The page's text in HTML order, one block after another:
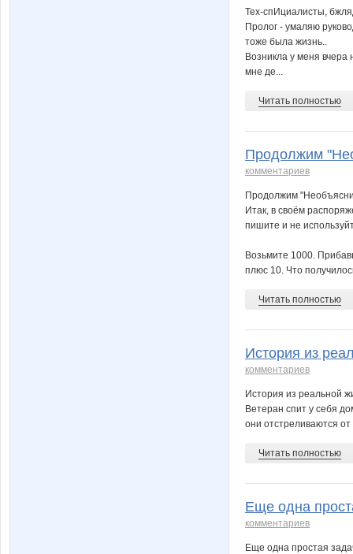
Тех-спИциалисты,
Пролог - умаляю
тоже была жизнь..
Возникла у меня вчера
мне де...
Читать полностью
Продолжим
комментариев
Продолжим
Итак, в своём
пишите и не
Возьмите 1000.
плюс 10. Что
Читать полностью
История из
комментариев
История из реальной
Ветеран спит у себя
они отстреливаются
Читать полностью
Еще одна
комментариев
Еще одна простая